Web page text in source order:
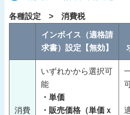
各種設定 > 消費税
インボイス（適格請
求書）設定【無効】
消費
いずれかから選択可
能
・単価
・販売価格（単価ｘ